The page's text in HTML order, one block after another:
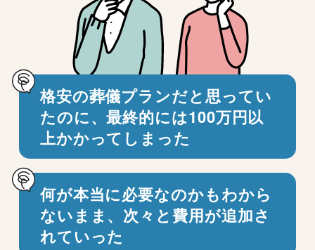
格安の葬儀プランだと思ってい
たのに、最終的には100万円以
上かかってしまった
何が本当に必要なのかもわから
ないまま、 次々と費用が追加さ
れていった